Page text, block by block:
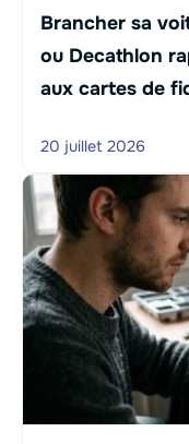
Brancher sa
ou Decathlon
aux cartes de
20 juillet 2026